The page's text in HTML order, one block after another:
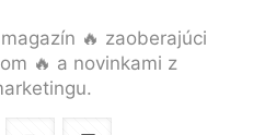
🔥 zaoberajúci
🔥 a novinkami z